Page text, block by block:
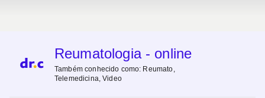
Reumatologia - online
Também conhecido como: Reumato,
Telemedicina, Video